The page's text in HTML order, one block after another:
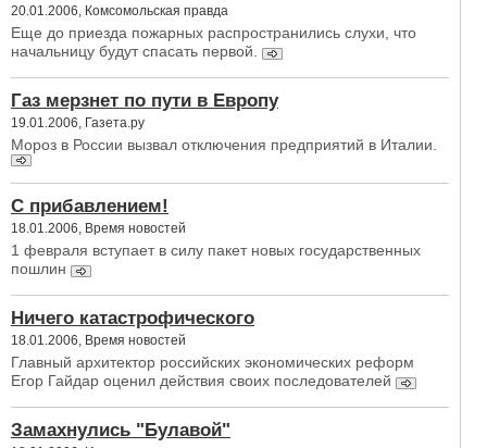
20.01.2006, Комсомольская правда
Еще до приезда пожарных распространились слухи, что
начальницу будут спасать первой.
Газ мерзнет по пути в Европу
19.01.2006, Газета.ру
Мороз в России вызвал отключения предприятий в Италии.
С прибавлением!
18.01.2006, Время новостей
1 февраля вступает в силу пакет новых государственных
пошлин
Ничего катастрофического
18.01.2006, Время новостей
Главный архитектор российских экономических реформ
Егор Гайдар оценил действия своих последователей
Замахнулись "Булавой"